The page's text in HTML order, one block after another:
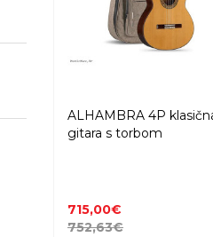
ALHAMBRA 4P
gitara s torbom
715,00€
752,63€